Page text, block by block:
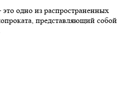
одно из распространенных
представляющий собой